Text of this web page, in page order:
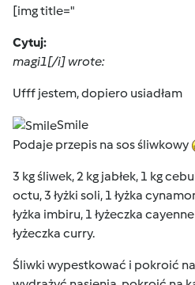
[img title="
Cytuj:
magi1[/i] wrote:
Ufff jestem, dopiero usiadłam
Smile
Podaje przepis na sos śliwkowy
3 kg śliwek, 2 kg jabłek, 1 kg
octu, 3 łyżki soli, 1 łyżka
łyżka imbiru, 1 łyżeczka
łyżeczka curry.
Śliwki wypestkować i pokroić na